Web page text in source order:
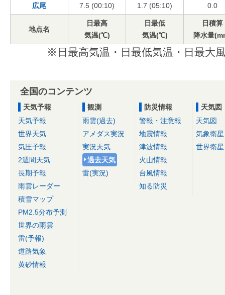
広尾 7.5 (00:10) 1.7 (05:10) 0.0
地点名
日最高
気温(℃)
日最低
気温(℃)
日積算
降水量
※日最高気温・日最低気温・日最大
全国のコンテンツ
天気予報
天気予報
世界天気
気圧予報
2週間天気
長期予報
雨雲レーダー
積雪マップ
PM2.5分布予測
世界の雨雲
雷(予報)
道路気象
黄砂情報
観測
雨雲(過去)
アメダス実況
実況天気
過去天気
雷(実況)
防災情報
警報・注意報
地震情報
津波情報
火山情報
台風情報
知る防災
天気図
天気図
気象衛星
世界衛星